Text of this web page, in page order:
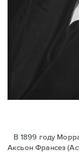
В 1899 году
Аксьон Франсез